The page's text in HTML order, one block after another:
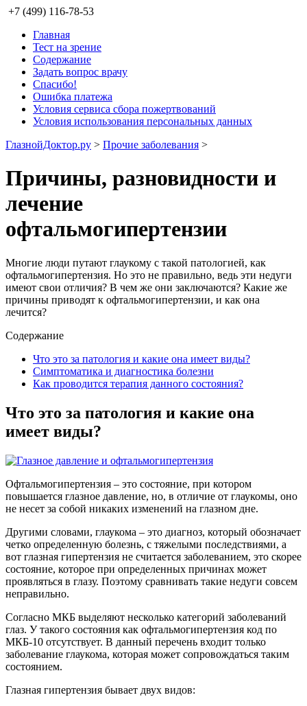
+7 (499) 116-78-53
Главная
Тест на зрение
Содержание
Задать вопрос врачу
Спасибо!
Ошибка платежа
Условия сервиса сбора пожертвований
Условия использования персональных данных
ГлазнойДоктор.ру > Прочие заболевания >
Причины, разновидности и
лечение
офтальмогипертензии
Многие люди путают глаукому с такой патологией, как
офтальмогипертензия. Но это не правильно, ведь эти недуги
имеют свои отличия? В чем же они заключаются? Какие же
причины приводят к офтальмогипертензии, и как она
лечится?
Содержание
Что это за патология и какие она имеет виды?
Симптоматика и диагностика болезни
Как проводится терапия данного состояния?
Что это за патология и какие она
имеет виды?
Офтальмогипертензия – это состояние, при котором
повышается глазное давление, но, в отличие от глаукомы, оно
не несет за собой никаких изменений на глазном дне.
Другими словами, глаукома – это диагноз, который обозначает
четко определенную болезнь, с тяжелыми последствиями, а
вот глазная гипертензия не считается заболеванием, это скорее
состояние, которое при определенных причинах может
проявляться в глазу. Поэтому сравнивать такие недуги совсем
неправильно.
Согласно МКБ выделяют несколько категорий заболеваний
глаз. У такого состояния как офтальмогипертензия код по
МКБ-10 отсутствует. В данный перечень входит только
заболевание глаукома, которая может сопровождаться таким
состоянием.
Глазная гипертензия бывает двух видов: